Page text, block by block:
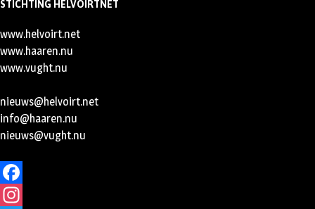
STICHTING HELVOIRTNET
www.helvoirt.net
www.haaren.nu
www.vught.nu
nieuws@helvoirt.net
info@haaren.nu
nieuws@vught.nu
Facebook